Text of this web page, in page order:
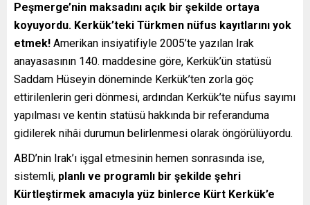
Peşmerge’nin maksadını açık bir şekilde ortaya
koyuyordu. Kerkük’teki Türkmen nüfus kayıtlarını yok
etmek! Amerikan insiyatifiyle 2005’te yazılan Irak
anayasasının 140. maddesine göre, Kerkük’ün statüsü
Saddam Hüseyin döneminde Kerkük’ten zorla göç
ettirilenlerin geri dönmesi, ardından Kerkük’te nüfus sayımı
yapılması ve kentin statüsü hakkında bir referanduma
gidilerek nihâi durumun belirlenmesi olarak öngörülüyordu.
ABD’nin Irak’ı işgal etmesinin hemen sonrasında ise,
sistemli, planlı ve programlı bir şekilde şehri
Kürtleştirmek amacıyla yüz binlerce Kürt Kerkük’e